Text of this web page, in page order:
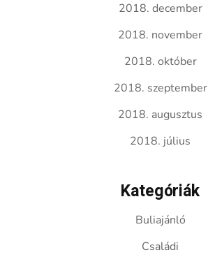
2018. december
2018. november
2018. október
2018. szeptember
2018. augusztus
2018. július
Kategóriák
Buliajánló
Családi